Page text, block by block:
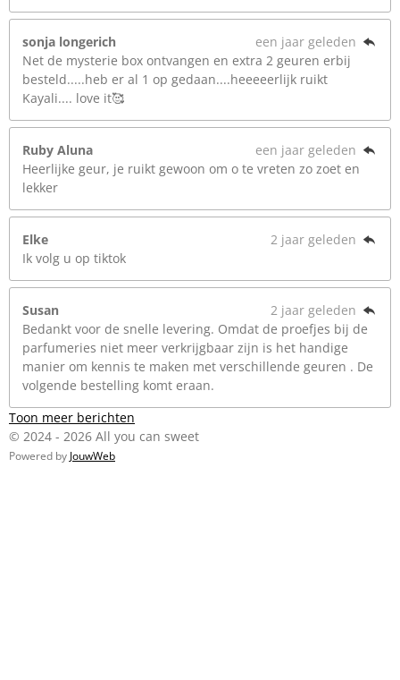
sonja longerich
een jaar geleden
Net de mysterie box ontvangen en extra 2 geuren erbij
besteld.....heb er al 1 op gedaan....heeeeerlijk ruikt
Kayali.... love it🥰
Ruby Aluna
een jaar geleden
Heerlijke geur, je ruikt gewoon om o te vreten zo zoet en
lekker
Elke
2 jaar geleden
Ik volg u op tiktok
Susan
2 jaar geleden
Bedankt voor de snelle levering. Omdat de proefjes bij de
parfumeries niet meer verkrijgbaar zijn is het handige
manier om kennis te maken met verschillende geuren . De
volgende bestelling komt eraan.
Toon meer berichten
© 2024 - 2026 All you can sweet
Powered by JouwWeb